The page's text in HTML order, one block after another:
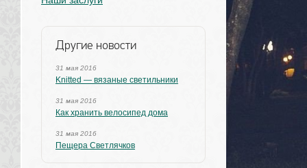
Другие новости
31 мая 2016
Knitted — вязаные светильники
31 мая 2016
Как хранить велосипед дома
31 мая 2016
Пещера Светлячков